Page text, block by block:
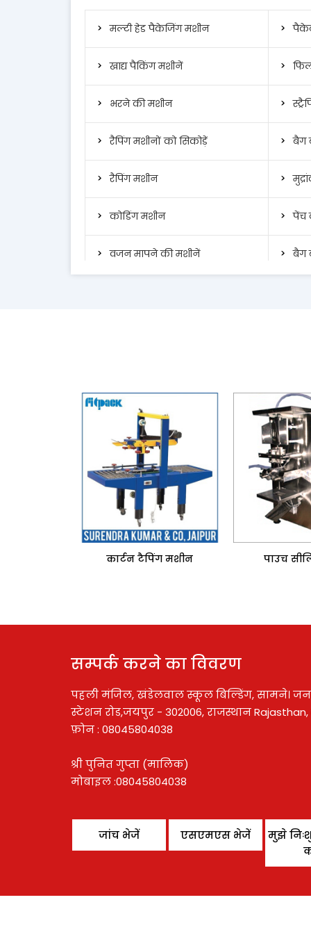
मल्टी हेड पैकेजिंग मशीन
खाद्य पैकिंग मशीनें
भरने की मशीन
रैपिंग मशीनों को सिकोड़ें बैग
रैपिंग मशीन
कोडिंग मशीन पेंच
वजन मापने की मशीनें बैग
कार्टन टैपिंग मशीन पाउच
सम्पर्क करने का विवरण
पहली मंजिल, खंडेलवाल स्कूल बिल्डिंग, सामने।
स्टेशन रोड,जयपुर - 302006, राजस्थान Rajasthan,
फ़ोन : 08045804038
श्री पुनित गुप्ता (मालिक)
मोबाइल :08045804038
जांच भेजें एसएमएस भेजें
मुझे